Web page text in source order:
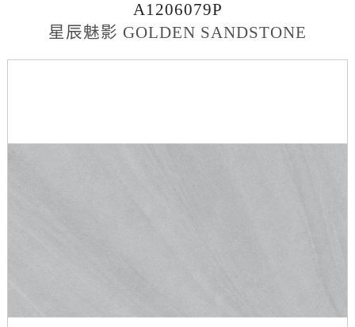
A1206079P
星辰魅影 GOLDEN SANDSTONE